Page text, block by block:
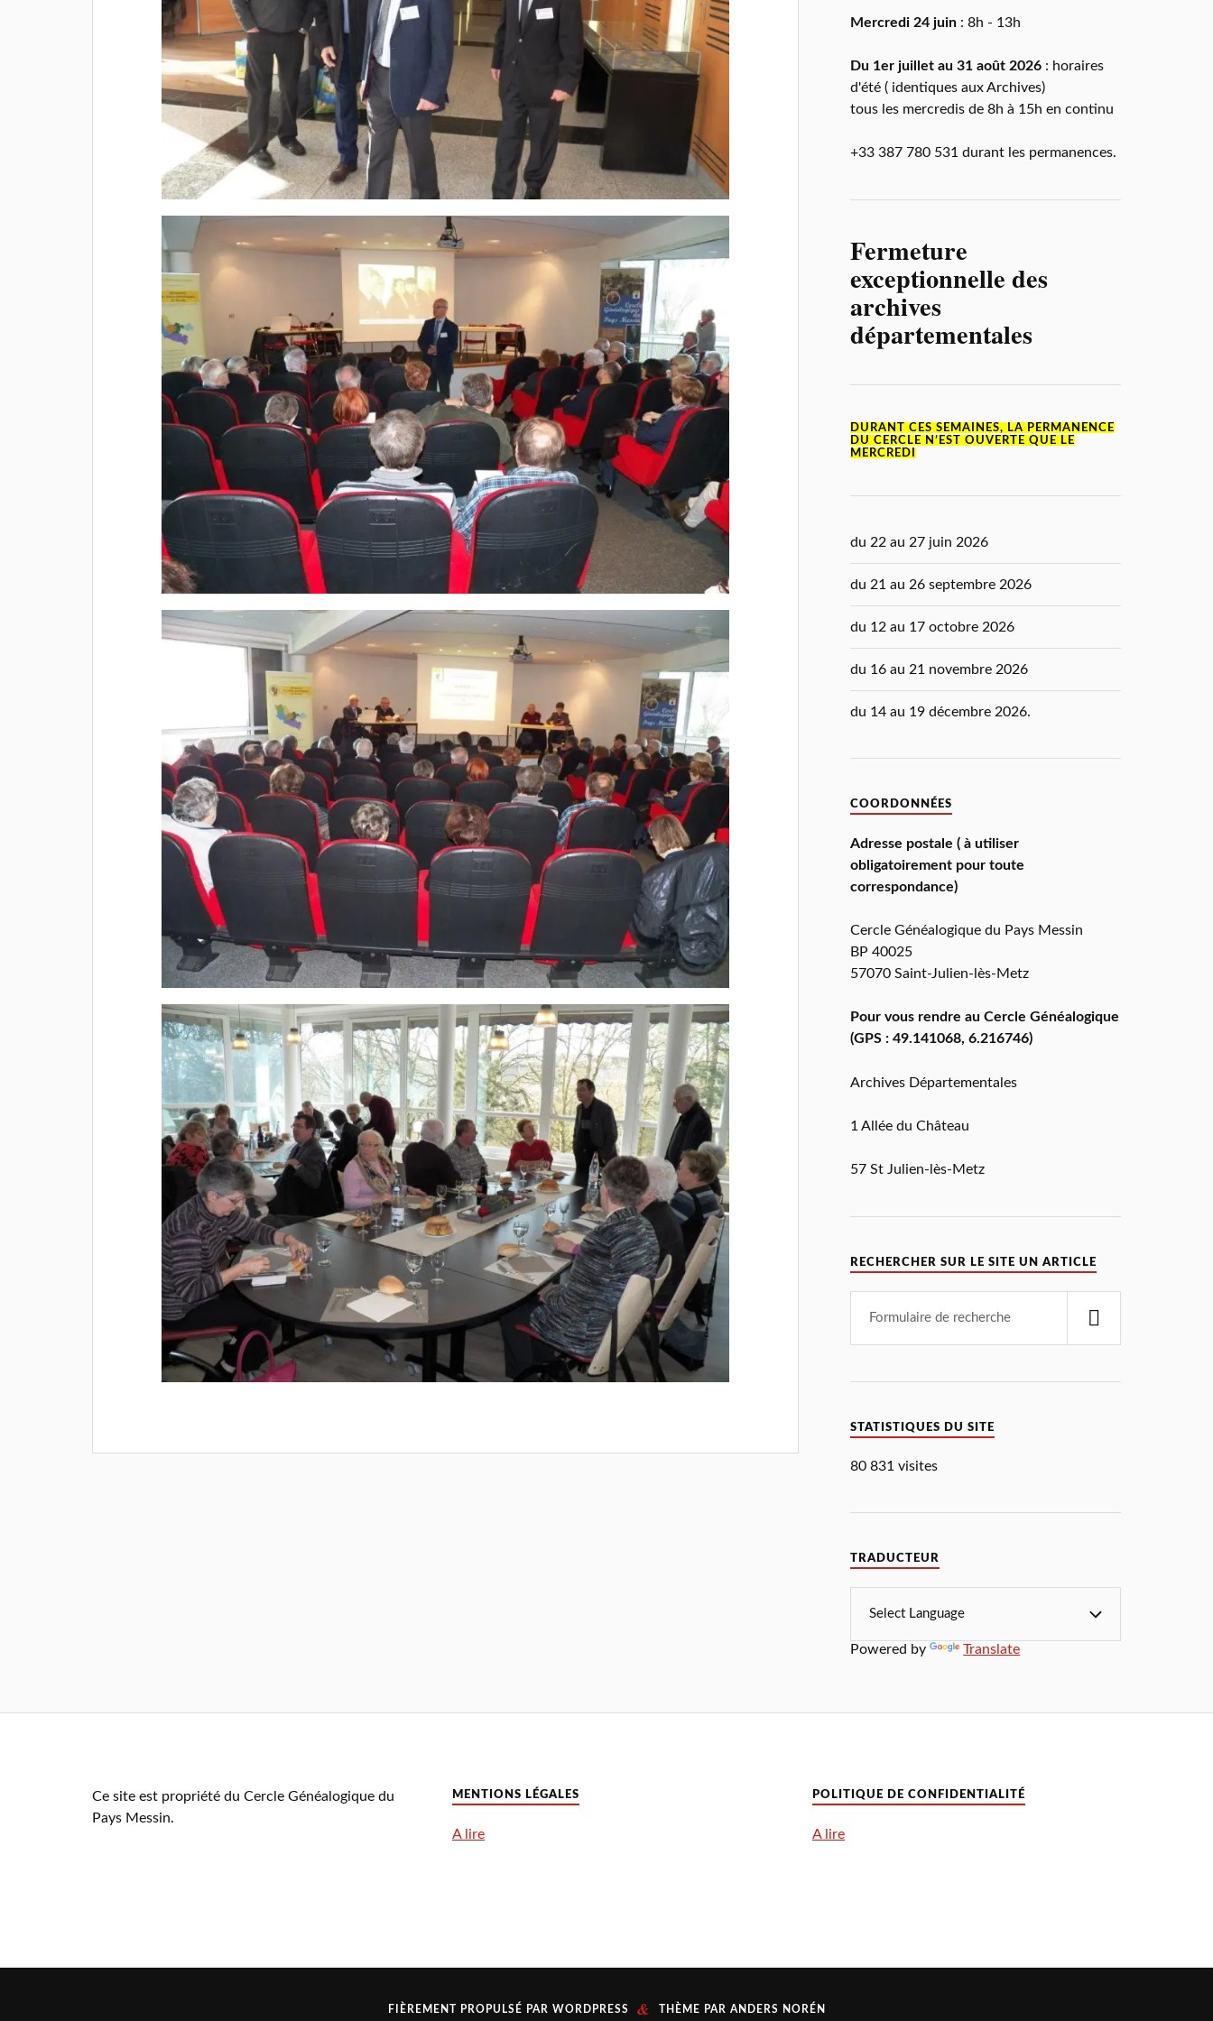
Mercredi 24 juin : 8h - 13h
Du 1er juillet au 31 août 2026 : horaires
d'été ( identiques aux Archives)
tous les mercredis de 8h à 15h en continu
+33 387 780 531 durant les permanences.
Fermeture
exceptionnelle des
archives
départementales
DURANT CES SEMAINES, LA PERMANENCE
DU CERCLE N’EST OUVERTE QUE LE
MERCREDI
du 22 au 27 juin 2026
du 21 au 26 septembre 2026
du 12 au 17 octobre 2026
du 16 au 21 novembre 2026
du 14 au 19 décembre 2026.
COORDONNÉES
Adresse postale ( à utiliser
obligatoirement pour toute
correspondance)
Cercle Généalogique du Pays Messin
BP 40025
57070 Saint-Julien-lès-Metz
Pour vous rendre au Cercle Généalogique
(GPS : 49.141068, 6.216746)
Archives Départementales
1 Allée du Château
57 St Julien-lès-Metz
RECHERCHER SUR LE SITE UN ARTICLE
STATISTIQUES DU SITE
80 831 visites
TRADUCTEUR
Powered by Translate
Ce site est propriété du Cercle Généalogique du
Pays Messin.
MENTIONS LÉGALES
A lire
POLITIQUE DE CONFIDENTIALITÉ
A lire
FIÈREMENT PROPULSÉ PAR WORDPRESS & THÈME PAR ANDERS NORÉN